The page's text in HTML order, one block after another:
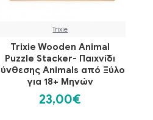
Trixie
Trixie Wooden Animal
Puzzle Stacker- Παιχνίδι
Animals από Ξύλο
για 18+ Μηνών
23,00€